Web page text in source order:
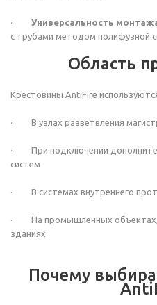
· Универсальность
с трубами методом полифузной
Область
Крестовины AntiFire
· В узлах разветвления
· При подключении
систем
· В системах внутреннего
· На промышленных объектах,
зданиях
Почему